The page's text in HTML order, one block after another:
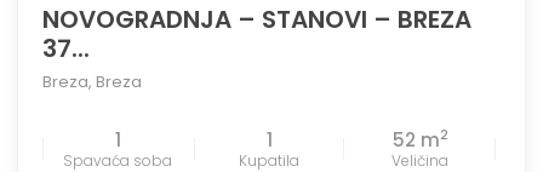
NOVOGRADNJA – STANOVI – BREZA
37...
Breza, Breza
1
Spavaća soba
1
Kupatila
52 m2
Veličina